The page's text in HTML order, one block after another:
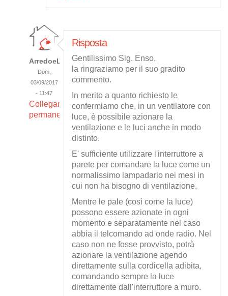
ArredoeLuce
Dom,
03/09/2017
- 11:47
Collegamento
permanente
Risposta
Gentilissimo Sig. Enso,
la ringraziamo per il suo gradito
commento.
In merito a quanto richiesto le
confermiamo che, in un ventilatore con
luce, è possibile azionare la
ventilazione e le luci anche in modo
distinto.
E' sufficiente utilizzare l'interruttore a
parete per comandare la luce come un
normalissimo lampadario nei mesi in
cui non ha bisogno di ventilazione.
Mentre le pale (così come la luce)
possono essere azionate in ogni
momento e separatamente nel caso
abbia il telcomando ad onde radio. Nel
caso non ne fosse provvisto, potrà
azionare la ventilazione agendo
direttamente sulla cordicella adibita,
comandando sempre la luce
direttamente dall'interruttore a muro.